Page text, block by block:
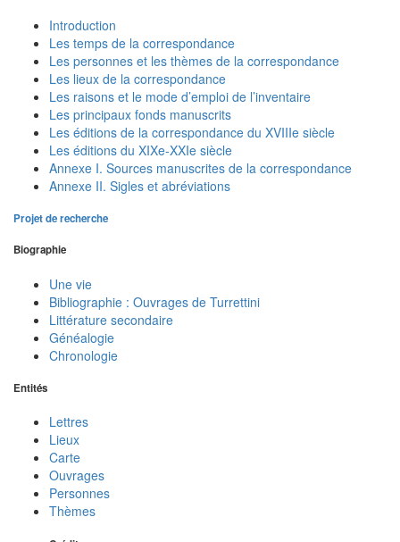
Introduction
Les temps de la correspondance
Les personnes et les thèmes de la correspondance
Les lieux de la correspondance
Les raisons et le mode d’emploi de l’inventaire
Les principaux fonds manuscrits
Les éditions de la correspondance du XVIIIe siècle
Les éditions du XIXe-XXIe siècle
Annexe I. Sources manuscrites de la correspondance
Annexe II. Sigles et abréviations
Projet de recherche
Biographie
Une vie
Bibliographie : Ouvrages de Turrettini
Littérature secondaire
Généalogie
Chronologie
Entités
Lettres
Lieux
Carte
Ouvrages
Personnes
Thèmes